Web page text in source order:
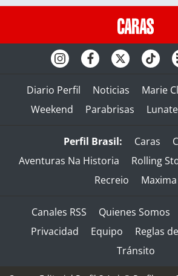
Diario Perfil Noticias Marie
Weekend
Parabrisas
Perfil Brasil: Caras
Aventuras Na Historia
Rolling
Recreio
Maxima
Canales RSS Quienes Somos
Privacidad
Equipo
Reglas
Tránsito